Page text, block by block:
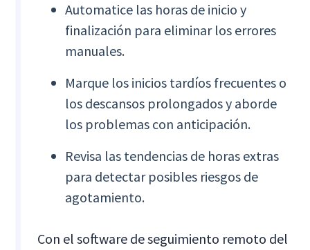
Automatice las horas de inicio y
finalización para eliminar los errores
manuales.
Marque los inicios tardíos frecuentes o
los descansos prolongados y aborde
los problemas con anticipación.
Revisa las tendencias de horas extras
para detectar posibles riesgos de
agotamiento.
Con el software de seguimiento remoto del